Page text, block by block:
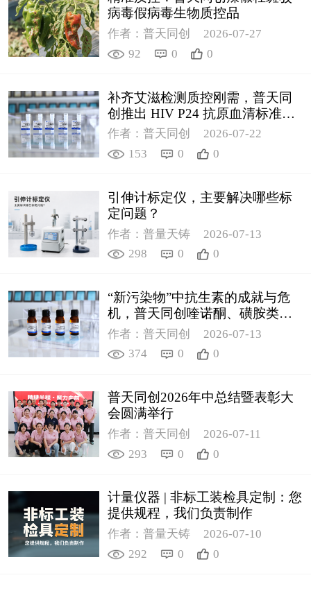
病毒假病毒生物质控品
作者：普天同创
2026-07-27
92
0 0
补齐艾滋检测质控刚需，普天同
创推出 HIV P24 抗原血清标准物
质
作者：普天同创
2026-07-22
153
0 0
引伸计标定仪，主要解决哪些标
定问题？
作者：普量天铸
2026-07-13
298
0 0
“新污染物”中抗生素的成就与危
机，普天同创喹诺酮、磺胺类质
控新品筑牢环境安全防线
作者：普天同创
2026-07-13
374
0 0
普天同创2026年中总结暨表彰大
会圆满举行
作者：普天同创
2026-07-11
293
0 0
计量仪器 | 非标工装检具定制：您
提供规程，我们负责制作
作者：普量天铸
2026-07-10
292
0 0